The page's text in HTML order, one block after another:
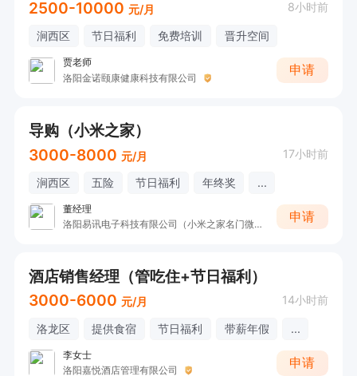
2500-10000 元/月 8小时前
涧西区 节日福利 免费培训 晋升空间
贾老师
洛阳金诺颐康健康科技有限公司
申请
导购（小米之家）
3000-8000 元/月 17小时前
涧西区 五险 节日福利 年终奖 ...
董经理
洛阳易讯电子科技有限公司（小米之家名门微生活店）
申请
酒店销售经理（管吃住+节日福利）
3000-6000 元/月 14小时前
洛龙区 提供食宿 节日福利 带薪年假 ...
李女士
洛阳嘉悦酒店管理有限公司
申请